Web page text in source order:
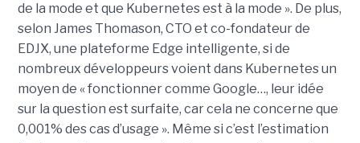
de la mode et que Kubernetes est à la mode ». De plus,
selon James Thomason, CTO et co-fondateur de
EDJX, une plateforme Edge intelligente, si de
nombreux développeurs voient dans Kubernetes un
moyen de « fonctionner comme Google…, leur idée
sur la question est surfaite, car cela ne concerne que
0,001% des cas d’usage ». Même si c’est l’estimation